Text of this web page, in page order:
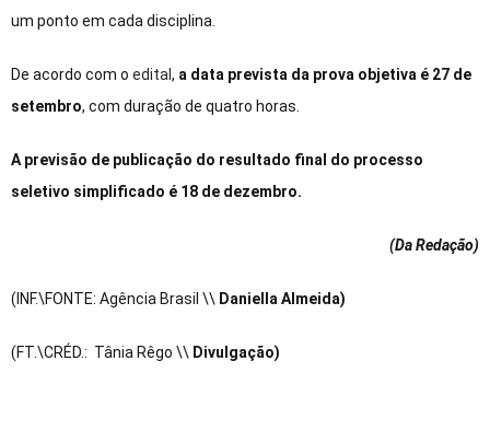
um ponto em cada disciplina.
De acordo com o edital , a data prevista da prova objetiva é 27 de
setembro, com duração de quatro horas.
A previsão de publicação do resultado final do processo
seletivo simplificado é 18 de dezembro.
(Da Redação)
(INF.\FONTE: Agência Brasil \\ Daniella Almeida)
(FT.\CRÉD.: Tânia Rêgo \\ Divulgação)